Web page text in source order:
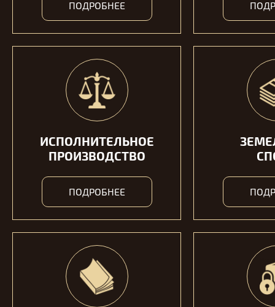
ПОДРОБНЕЕ
ИСПОЛНИТЕЛЬНОЕ
ПРОИЗВОДСТВО
ПОДРОБНЕЕ